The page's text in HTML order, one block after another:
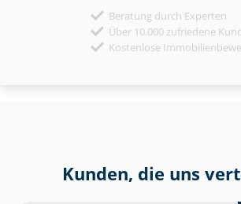
Beratung durch Experten
Über 10.000 zufriedene
Kostenlose
Kunden, die uns